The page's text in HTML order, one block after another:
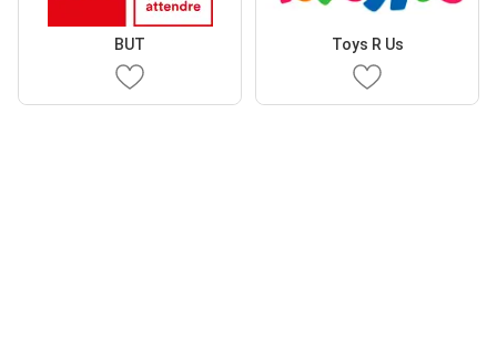
BUT Toys R Us